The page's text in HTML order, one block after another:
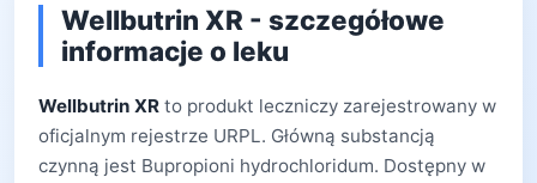
Wellbutrin XR - szczegółowe
informacje o leku
Wellbutrin XR to produkt leczniczy zarejestrowany w
oficjalnym rejestrze URPL. Główną substancją
czynną jest Bupropioni hydrochloridum. Dostępny w